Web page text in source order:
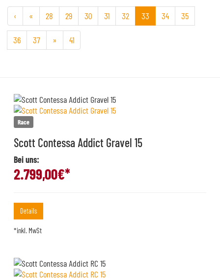
‹ « 28 29 30 31 32 33 34 35
36 37 » 41
Race
Scott Contessa Addict Gravel 15
Bei uns:
2.799,00€*
Details
*inkl. MwSt